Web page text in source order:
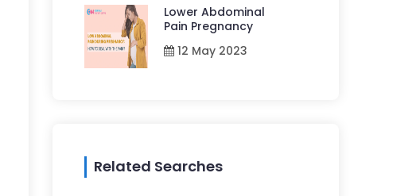
Lower Abdominal
Pain Pregnancy
12 May 2023
Related Searches